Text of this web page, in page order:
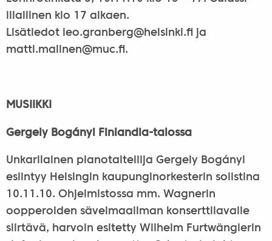
illallinen klo 17 alkaen.
Lisätiedot leo.granberg@helsinki.fi ja
matti.malinen@muc.fi.
MUSIIKKI
Gergely Bogányi Finlandia-talossa
Unkarilainen pianotaiteilija Gergely Bogányi
esiintyy Helsingin kaupunginorkesterin solistina
10.11.10. Ohjelmistossa mm. Wagnerin
oopperoiden sävelmaailman konserttilavalle
siirtävä, harvoin esitetty Wilhelm Furtwänglerin